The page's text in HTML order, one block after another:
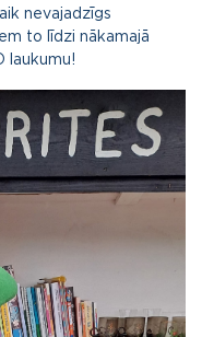
nevajadzīgs
to līdzi nākamajā
laukumu!